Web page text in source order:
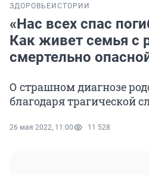
ЗДОРОВЬЕ ИСТОРИИ
«Нас всех спас
Как живет семья с
смертельно
О страшном диагнозе
благодаря трагической
26 мая 2022, 11:00 11 528